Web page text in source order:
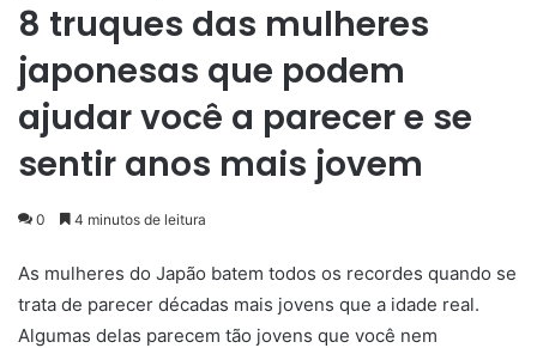
8 truques das mulheres
japonesas que podem
ajudar você a parecer e se
sentir anos mais jovem
0 4 minutos de leitura
As mulheres do Japão batem todos os recordes quando se
trata de parecer décadas mais jovens que a idade real.
Algumas delas parecem tão jovens que você nem